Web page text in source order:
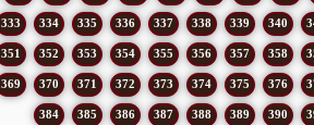
333 334 335 336 337 338 339 340
351 352 353 354 355 356 357 358
369 370 371 372 373 374 375 376
384 385 386 387 388 389 390